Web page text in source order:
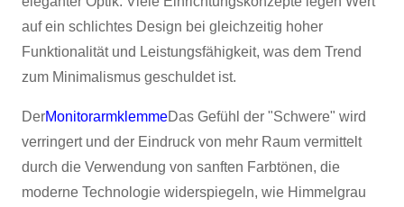
auf ein schlichtes Design bei gleichzeitig hoher
Funktionalität und Leistungsfähigkeit, was dem Trend
zum Minimalismus geschuldet ist.
DerMonitorarmklemmeDas Gefühl der "Schwere" wird
verringert und der Eindruck von mehr Raum vermittelt
durch die Verwendung von sanften Farbtönen, die
moderne Technologie widerspiegeln, wie Himmelgrau